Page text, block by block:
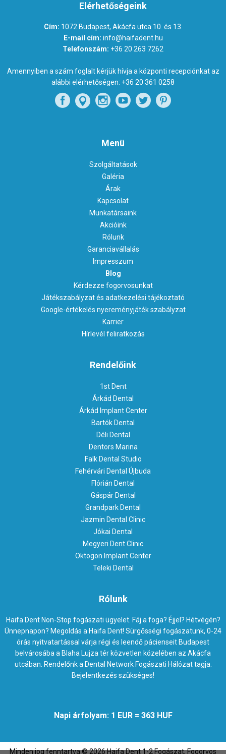
Elérhetőségeink
Cím: 1072 Budapest, Akácfa utca 10. és 13.
E-mail cím: info@haifadent.hu
Telefonszám: +36 20 263 7262
Amennyiben a szám foglalt kérjük hívja a központi recepciónkat az
alábbi elérhetőségen: +36 20 361 0258
Menü
Szolgáltatások
Galéria
Árak
Kapcsolat
Munkatársaink
Akcióink
Rólunk
Garanciavállalás
Impresszum
Blog
Kérdezze fogorvosunkat
Játékszabályzat és adatkezelési tájékoztató
Google-értékelés nyereményjáték szabályzat
Karrier
Hírlevél feliratkozás
Rendelőink
1st Dent
Árkád Dental
Árkád Implant Center
Bartók Dental
Déli Dental
Dentors Marina
Falk Dental Studio
Fehérvári Dental Újbuda
Flórián Dental
Gáspár Dental
Grandpark Dental
Jazmin Dental Clinic
Jókai Dental
Megyeri Dent Clinic
Oktogon Implant Center
Teleki Dental
Rólunk
Haifa Dent Non-Stop fogászati ügyelet. Fáj a foga? Éjjel? Hétvégén?
Ünnepnapon? Megoldás a Haifa Dent! Sürgősségi fogászatunk, 0-24
órás nyitvatartással várja régi és leendő pácienseit Budapest
belvárosába a Blaha Lujza tér közvetlen közelében az Akácfa
utcában. Rendelőnk a Dental Network Fogászati Hálózat tagja.
Bejelentkezés szükséges!
Napi árfolyam: 1 EUR = 363 HUF
Minden jog fenntartva ©2026Haifa Dent 1-2 Fogászat, Fogorvos